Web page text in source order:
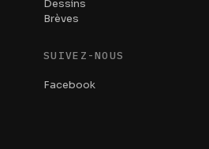
Dessins
Brèves
SUIVEZ-NOUS
Facebook